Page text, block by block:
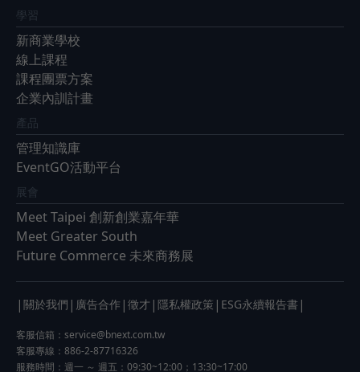
學習
新商業學校
線上課程
課程團票方案
企業內訓計畫
產品
管理知識庫
EventGO活動平台
展會
Meet Taipei 創新創業嘉年華
Meet Greater South
Future Commerce 未來商務展
| 關於我們 | 廣告合作 | 徵才 | 隱私權政策 | ESG永續報告書 |
客服信箱： service@bnext.com.tw
客服專線：886-2-87716326
服務時間：週一 ～ 週五：09:30~12:00；13:30~17:00